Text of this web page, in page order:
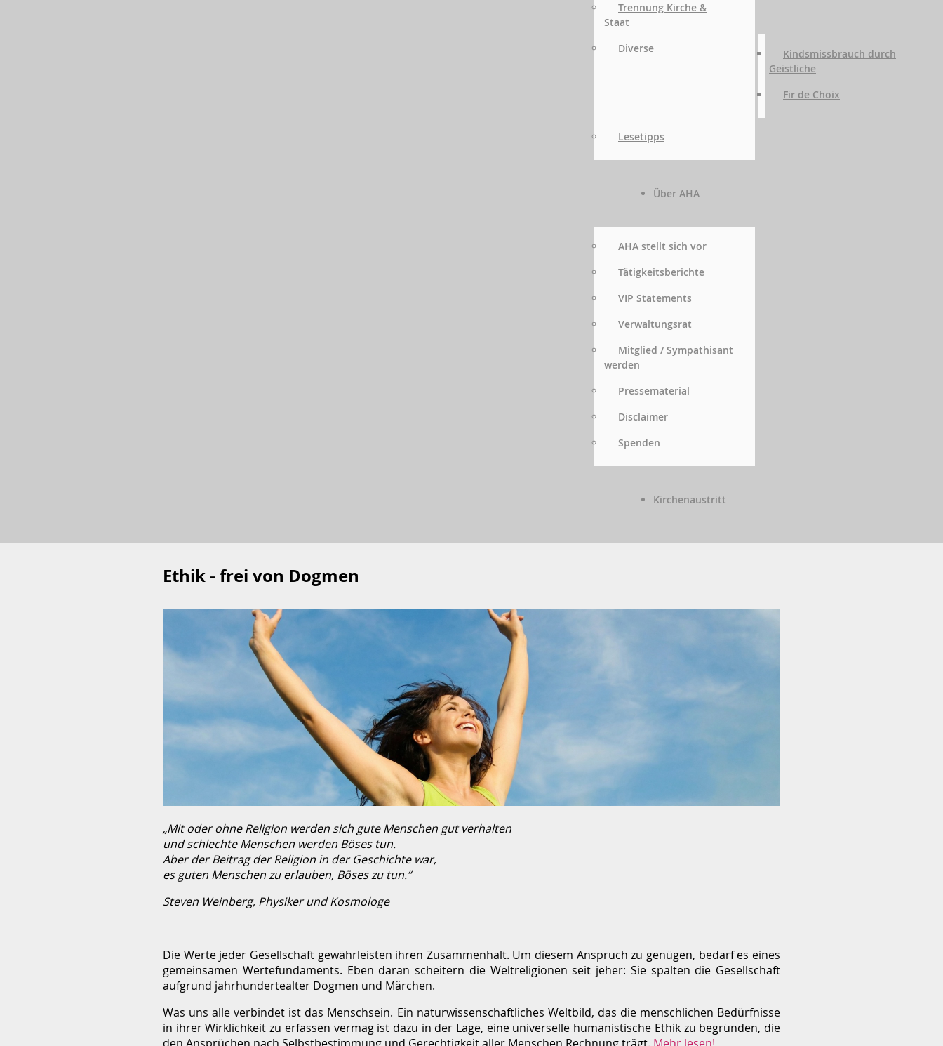
Trennung Kirche &
Staat
Diverse
Kindsmissbrauch durch
Geistliche
Fir de Choix
Lesetipps
Über AHA
AHA stellt sich vor
Tätigkeitsberichte
VIP Statements
Verwaltungsrat
Mitglied / Sympathisant
werden
Pressematerial
Disclaimer
Spenden
Kirchenaustritt
Ethik - frei von Dogmen
„Mit oder ohne Religion werden sich gute Menschen gut verhalten
und schlechte Menschen werden Böses tun.
Aber der Beitrag der Religion in der Geschichte war,
es guten Menschen zu erlauben, Böses zu tun.“
Steven Weinberg, Physiker und Kosmologe
Die Werte jeder Gesellschaft gewährleisten ihren Zusammenhalt. Um diesem Anspruch zu genügen, bedarf es eines
gemeinsamen Wertefundaments. Eben daran scheitern die Weltreligionen seit jeher: Sie spalten die Gesellschaft
aufgrund jahrhundertealter Dogmen und Märchen.
Was uns alle verbindet ist das Menschsein. Ein naturwissenschaftliches Weltbild, das die menschlichen Bedürfnisse
in ihrer Wirklichkeit zu erfassen vermag ist dazu in der Lage, eine universelle humanistische Ethik zu begründen, die